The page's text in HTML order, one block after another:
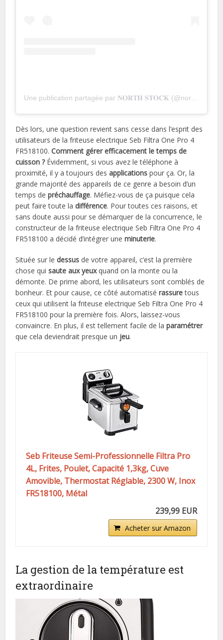
Dès lors, une question revient sans cesse dans l’esprit des
utilisateurs de la friteuse electrique Seb Filtra One Pro 4
FR518100.Comment gérer efficacement le temps de
cuisson ?Évidemment, si vous avez le téléphone à
proximité, il y a toujours desapplications pour ça. Or, la
grande majorité des appareils de ce genre a besoin d’un
temps depréchauffage. Méfiez-vous de ça puisque cela
peut faire toute ladifférence. Pour toutes ces raisons, et
sans doute aussi pour se démarquer de la concurrence, le
constructeur de la friteuse electrique Seb Filtra One Pro 4
FR518100 a décidé d’intégrer uneminuterie.
Située sur ledessus de votre appareil, c’est la première
chose quisaute aux yeuxquand on la monte ou la
démonte. De prime abord, les utilisateurs sont comblés de
bonheur. Et pour cause, ce côté automatisérassuretous
ceux qui utilisent la friteuse electrique Seb Filtra One Pro 4
FR518100 pour la première fois. Alors, laissez-vous
convaincre. En plus, il est tellement facile de laparamétrer
que cela deviendrait presque un jeu.
Seb Friteuse Semi-Professionnelle Filtra Pro
4L, Frites, Poulet, Capacité 1,3kg, Cuve
Amovible, Thermostat Réglable, 2300 W, Inox
FR518100, Métal
239,99 EUR
Acheter sur Amazon
La gestion de la température est
extraordinaire